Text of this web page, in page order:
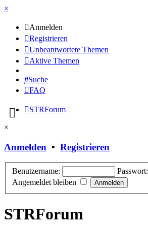
×
Anmelden
Registrieren
Unbeantwortete Themen
Aktive Themen
Suche
FAQ
STRForum
×
Anmelden • Registrieren
Benutzername: Passwort:
Angemeldet bleiben
STRForum